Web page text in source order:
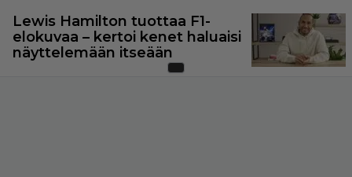
Lewis Hamilton tuottaa F1-
elokuvaa – kertoi kenet haluaisi
näyttelemään itseään